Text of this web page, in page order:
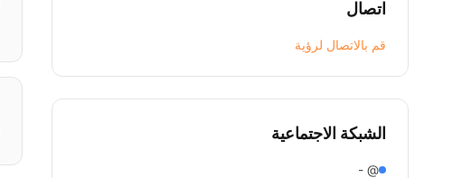
اتصال
قم بالاتصال لرؤية
الشبكة الاجتماعية
@ -